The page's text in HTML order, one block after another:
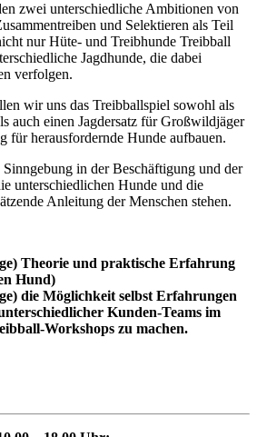
zwei unterschiedliche Ambitionen von
und Selektieren als Teil
nur Hüte- und Treibhunde Treibball
Jagdhunde, die dabei
verfolgen.
wir uns das Treibballspiel sowohl als
auch einen Jagdersatz für Großwildjäger
für herausfordernde Hunde aufbauen.
in der Beschäftigung und der
unterschiedlichen Hunde und die
Anleitung der Menschen stehen.
Theorie und praktische Erfahrung
Hund)
die Möglichkeit selbst Erfahrungen
Kunden-Teams im
Workshops zu machen.